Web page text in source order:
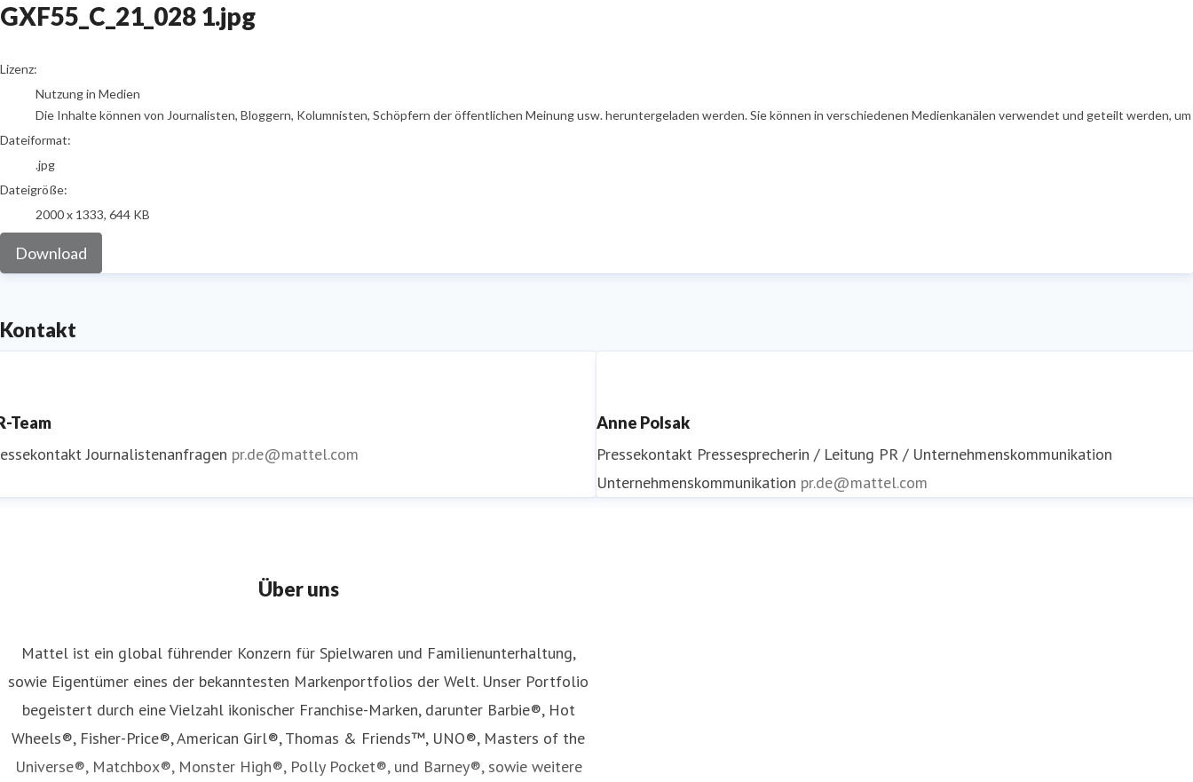
GXF55_C_21_028 1.jpg
go to media item
Lizenz:
Nutzung in Medien
Die Inhalte können von Journalisten, Bloggern, Kolumnisten, Schöpfern der öffentlichen Meinung usw. heruntergeladen werden. Sie können in verschiedenen Medienkanälen verwendet und geteilt
Dateiformat:
.jpg
Dateigröße:
2000 x 1333, 644 KB
Download
Kontakt
Team
Journalistenanfragen pr.de@mattel.com
Anne Polsak
Pressekontakt Pressesprecherin / Leitung PR / Unternehmenskommunikation
Unternehmenskommunikation pr.de@mattel.com
Über uns
Mattel ist ein global führender Konzern für Spielwaren und Familienunterhaltung,
sowie Eigentümer eines der bekanntesten Markenportfolios der Welt. Unser Portfolio
begeistert durch eine Vielzahl ikonischer Franchise-Marken, darunter Barbie®, Hot
Wheels®, Fisher-Price®, American Girl®, Thomas & Friends™, UNO®, Masters of the
Universe®, Matchbox®, Monster High®, Polly Pocket®, und Barney®, sowie weitere